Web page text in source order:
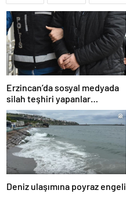
Erzincan’da sosyal medyada
silah teşhiri yapanlar
yakalandı
Deniz ulaşımına poyraz engeli